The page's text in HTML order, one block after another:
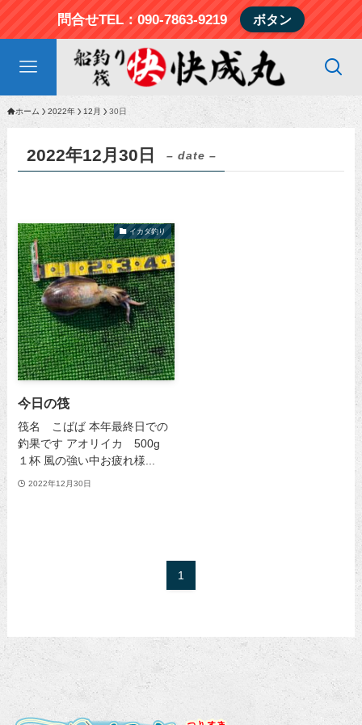
問合せTEL：090-7863-9219 ボタン
ホーム 2022年 12月 30日
2022年12月30日 – date –
イカダ釣り
今日の筏
筏名 こばば 本年最終日での
釣果です アオリイカ 500g
１杯 風の強い中お疲れ様...
2022年12月30日
1